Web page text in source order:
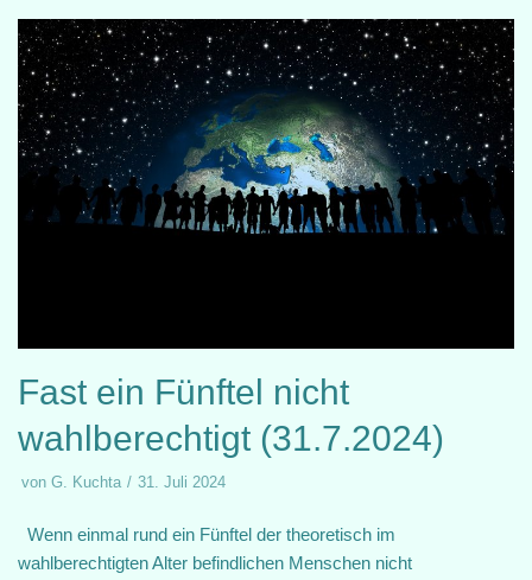
Fast ein Fünftel nicht
wahlberechtigt (31.7.2024)
von G. Kuchta 31. Juli 2024
Wenn einmal rund ein Fünftel der theoretisch im
wahlberechtigten Alter befindlichen Menschen nicht